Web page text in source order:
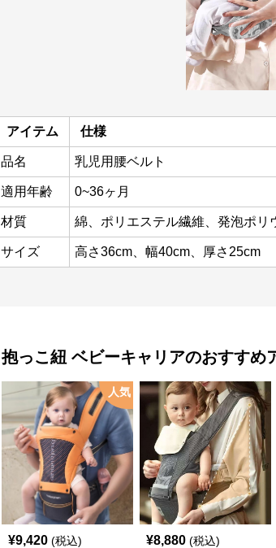
アイテム 仕様
品名 乳児用腰ベルト
適用年齢 0~36ヶ月
材質 綿、ポリエステル繊維、発泡ポリ
サイズ 高さ36cm、幅40cm、厚さ25cm
抱っこ紐 ベビーキャリアのおすすめ
人気
¥9,420 (税込) ¥8,880 (税込)